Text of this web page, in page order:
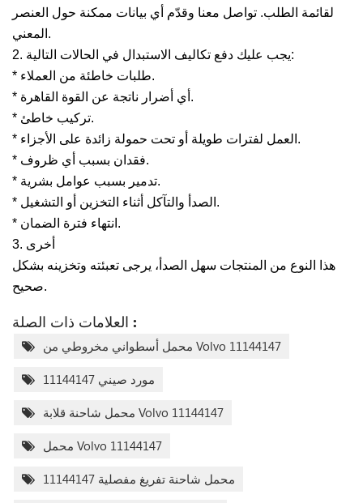
لقائمة الطلب. تواصل معنا وقدّم أي بيانات ممكنة حول العنصر
المعني.
2. يجب عليك دفع تكاليف الاستبدال في الحالات التالية:
* طلبات خاطئة من العملاء.
* أي أضرار ناتجة عن القوة القاهرة.
* تركيب خاطئ.
* العمل لفترات طويلة أو تحت حمولة زائدة على الأجزاء.
* فقدان بسبب أي ظروف.
* تدمير بسبب عوامل بشرية.
* الصدأ والتآكل أثناء التخزين أو التشغيل.
* انتهاء فترة الضمان.
3. أخرى
هذا النوع من المنتجات سهل الصدأ، يرجى تعبئته وتخزينه بشكل
صحيح.
العلامات ذات الصلة :
محمل أسطواني مخروطي من Volvo 11144147
مورد صيني 11144147
محمل شاحنة قلابة Volvo 11144147
محمل Volvo 11144147
محمل شاحنة تفريغ مفصلية 11144147